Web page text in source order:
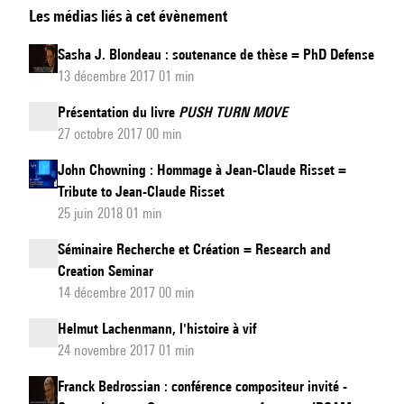
ANR
ChaNTer
=
ANR
Project
ChaNTer
Les médias liés à cet évènement
Sasha J. Blondeau : soutenance de thèse = PhD Defense
13 décembre 2017 01 min
Présentation du livre PUSH TURN MOVE
27 octobre 2017 00 min
John Chowning : Hommage à Jean-Claude Risset =
Tribute to Jean-Claude Risset
25 juin 2018 01 min
Séminaire Recherche et Création = Research and
Creation Seminar
14 décembre 2017 00 min
Helmut Lachenmann, l'histoire à vif
24 novembre 2017 01 min
Franck Bedrossian : conférence compositeur invité -